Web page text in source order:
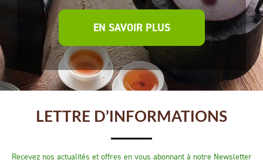
EN SAVOIR PLUS
LETTRE D’INFORMATIONS
Recevez nos actualités et offres en vous abonnant à notre Newsletter